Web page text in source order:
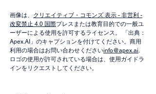
画像は、 クリエイティブ・コモンズ 表示 - 非営利 -
改変禁止 4.0 国際プレスまたは教育目的での一般ユ
ーザーによる使用を許可するライセンス。 「出典：
Apex.AI」のキャプションを付けてください。商用
利用の場合はお問い合わせくださいinfo@apex.ai
ロゴの使用が許可されている場合は、使用ガイドラ
インをリクエストしてください。